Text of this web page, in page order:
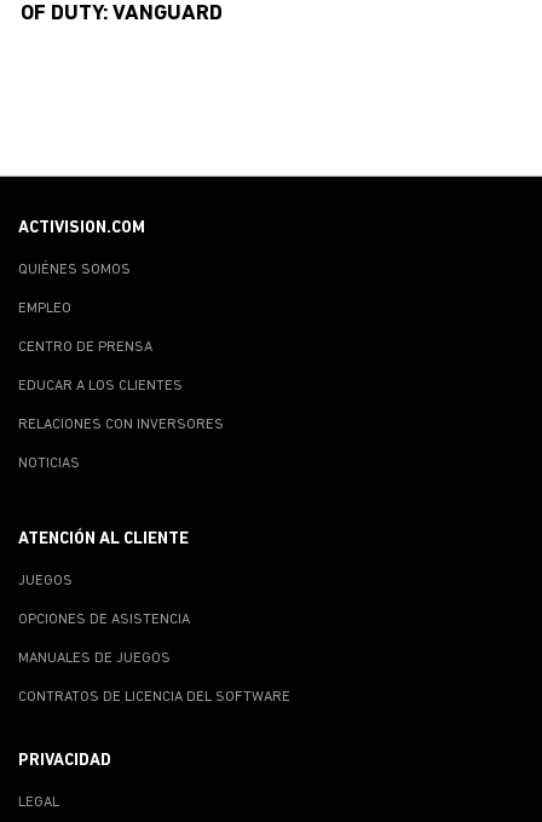
OF DUTY: VANGUARD
ACTIVISION.COM
QUIÉNES SOMOS
EMPLEO
CENTRO DE PRENSA
EDUCAR A LOS CLIENTES
RELACIONES CON INVERSORES
NOTICIAS
ATENCIÓN AL CLIENTE
JUEGOS
OPCIONES DE ASISTENCIA
MANUALES DE JUEGOS
CONTRATOS DE LICENCIA DEL SOFTWARE
PRIVACIDAD
LEGAL